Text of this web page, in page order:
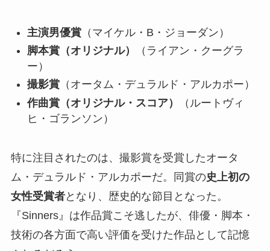
主演男優賞（マイケル・B・ジョーダン）
脚本賞（オリジナル）
（ライアン・クーグラ
ー）
撮影賞（オータム・デュラルド・アルカポー）
作曲賞（オリジナル・スコア）
（ルートヴィ
ヒ・ゴランソン）
特に注目されたのは、撮影賞を受賞したオータ
ム・デュラルド・アルカポーだ。同賞の史上初の
女性受賞者となり、歴史的な節目となった。
『Sinners』は作品賞こそ逃したが、俳優・脚本・
技術の各方面で高い評価を受けた作品として記憶